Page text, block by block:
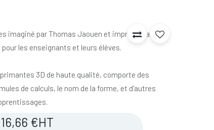
imaginé par Thomas Jaouen et imprimé par
les enseignants et leurs élèves.
3D de haute qualité, comporte des
de calculs, le nom de la forme, et d'autres
16,66 €HT